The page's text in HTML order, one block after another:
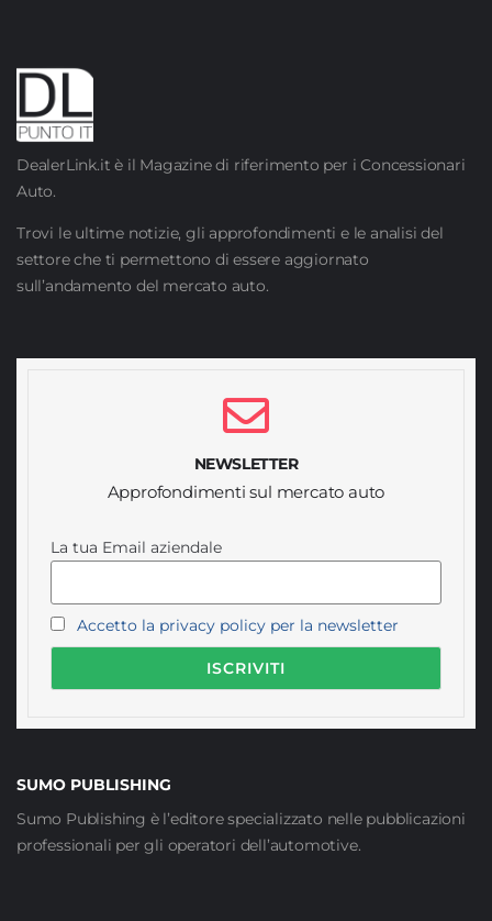
DealerLink.it è il Magazine di riferimento per i Concessionari
Auto.
Trovi le ultime notizie, gli approfondimenti e le analisi del
settore che ti permettono di essere aggiornato
sull’andamento del mercato auto.
NEWSLETTER
Approfondimenti sul mercato auto
La tua Email aziendale
Accetto la privacy policy per la newsletter
SUMO PUBLISHING
Sumo Publishing è l’editore specializzato nelle pubblicazioni
professionali per gli operatori dell’automotive.